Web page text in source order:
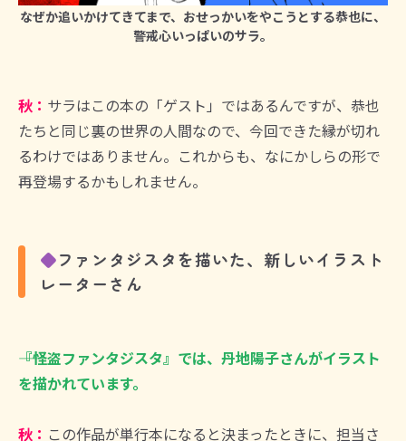
なぜか追いかけてきてまで、おせっかいをやこうとする恭也に、
警戒心いっぱいのサラ。
秋： サラはこの本の「ゲスト」ではあるんですが、恭也
たちと同じ裏の世界の人間なので、今回できた縁が切れ
るわけではありません。これからも、なにかしらの形で
再登場するかもしれません。
◆ファンタジスタを描いた、新しいイラスト
レーターさん
――『怪盗ファンタジスタ』では、丹地陽子さんがイラスト
を描かれています。
秋： この作品が単行本になると決まったときに、担当さ